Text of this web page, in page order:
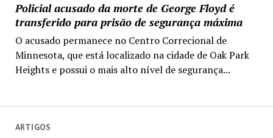
Policial acusado da morte de George Floyd é
transferido para prisão de segurança máxima
O acusado permanece no Centro Correcional de
Minnesota, que está localizado na cidade de Oak Park
Heights e possui o mais alto nível de segurança...
ARTIGOS